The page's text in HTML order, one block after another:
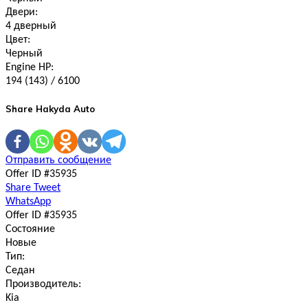
Двери:
4 дверный
Цвет:
Черный
Engine HP:
194 (143) / 6100
Share Hakyda Auto
Отправить сообщение
Offer ID #35935
Share Tweet
WhatsApp
Offer ID #35935
Состояние
Новые
Тип:
Седан
Производитель:
Kia